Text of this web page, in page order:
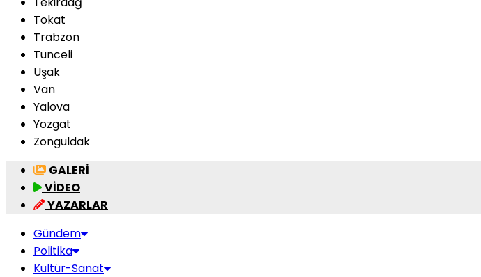
Tokat
Trabzon
Tunceli
Uşak
Van
Yalova
Yozgat
Zonguldak
GALERİ
VİDEO
YAZARLAR
Gündem
Politika
Kültür-Sanat